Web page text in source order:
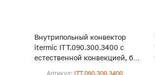
Внутрипольный конвектор
itermic ITT.090.300.3400 с
естественной конвекцией, без
Артикул: ITT.090.300.3400